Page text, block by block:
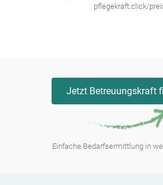
pflegekraft.click/
Jetzt Betreuungskraft
Einfache Bedarfsermittlung in